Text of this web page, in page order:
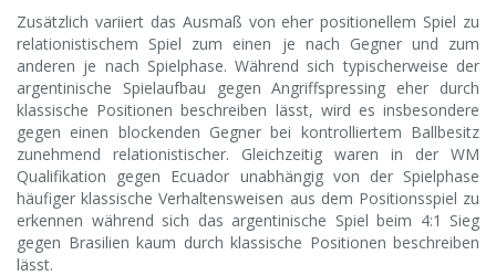
Zusätzlich variiert das Ausmaß von eher positionellem Spiel zu
relationistischem Spiel zum einen je nach Gegner und zum
anderen je nach Spielphase. Während sich typischerweise der
argentinische Spielaufbau gegen Angriffspressing eher durch
klassische Positionen beschreiben lässt, wird es insbesondere
gegen einen blockenden Gegner bei kontrolliertem Ballbesitz
zunehmend relationistischer. Gleichzeitig waren in der WM
Qualifikation gegen Ecuador unabhängig von der Spielphase
häufiger klassische Verhaltensweisen aus dem Positionsspiel zu
erkennen während sich das argentinische Spiel beim 4:1 Sieg
gegen Brasilien kaum durch klassische Positionen beschreiben
lässt.